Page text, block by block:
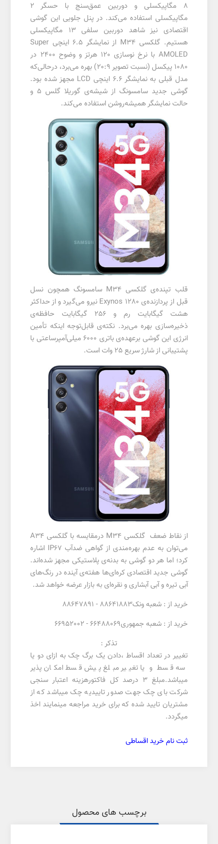
8 مگاپیکسلی و دوربین عمق‌سنج با حسگر 2
مگاپیکسلی استفاده می‌کند. در پنل جلویی این گوشی
اقتصادی نیز شاهد دوربین سلفی 13 مگاپیکسلی
هستیم. گلکسی M34 از نمایشگر 6.5 اینچی Super
AMOLED با نرخ نوسازی 120 هرتز و وضوح 2400 در
1080 پیکسل (نسبت تصویر 20:9) بهره می‌برد، درحالی‌که
مدل قبلی به نمایشگر 6.6 اینچی LCD مجهز شده بود.
گوشی جدید سامسونگ از شیشه‌ی گوریلا گلس 5 و
حالت نمایشگر همیشه‌روشن استفاده می‌کند.
قلب تپنده‌ی گلکسی M34 سامسونگ همچون نسل
قبل از پردازنده‌ی Exynos 1280 نیرو می‌گیرد و از حداکثر
هشت گیگابایت رم و 256 گیگابایت حافظه‌ی
ذخیره‌سازی بهره می‌برد. نکته‌ی قابل‌توجه اینکه تأمین
انرژی این گوشی برعهده‌ی باتری 6000 میلی‌آمپرساعتی با
پشتیبانی از شارژ سریع 25 وات است.
از نقاط ضعف گلکسی M34 درمقایسه با گلکسی A34
می‌توان به عدم بهره‌مندی از گواهی ضدآب IP67 اشاره
کرد؛ اما هر دو گوشی به بدنه‌ی پلاستیکی مجهز شده‌اند.
گوشی جدید اقتصادی کره‌ای‌ها هفته‌ی آینده در رنگ‌های
آبی تیره و آبی آبشاری و نقره‌ای به بازار عرضه خواهد شد.
خرید از : شعبه ونک88641883 - 88647891
خرید از : شعبه جمهوری66488069 - 66952002
تذکر :
تغییر در تعداد اقساط ،دادن یک برگ چک به ازای دو یا
سه قسط و یا تغییر مبلغ پیش قسط امکان پذیر
میباشد.مبلغ 3 درصد کل فاکتورهزینه اعتبار سنجی
شرکت بای چک جهت صدور تاییدیه چک میباشد که از
مشتریان تایید شده که برای خرید مراجعه مینمایند اخذ
میگردد.
ثبت نام خرید اقساطی
برچسب های محصول